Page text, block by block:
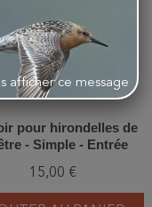
pour hirondelles de
- Simple - Entrée
15,00 €
afficher ce message